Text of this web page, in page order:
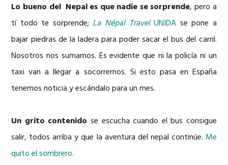
Lo bueno del Nepal es que nadie se sorprende, pero a
tí todo te sorprende; La Népal Travel UNIDA se pone a
bajar piedras de la ladera para poder sacar el bus del carril.
Nosotros nos sumamos. Es evidente que ni la policía ni un
taxi van a llegar a socorrernos. Si esto pasa en España
tenemos noticia y escándalo para un mes.
Un grito contenido se escucha cuando el bus consigue
salir, todos arriba y que la aventura del nepal continúe. Me
quito el sombrero.